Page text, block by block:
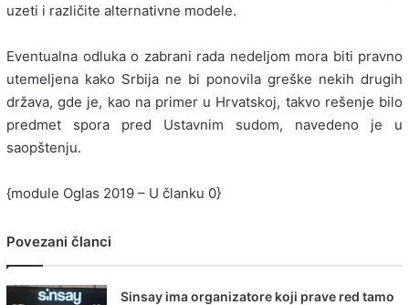
uzeti i različite alternativne modele.
Eventualna odluka o zabrani rada nedeljom mora biti pravno
utemeljena kako Srbija ne bi ponovila greške nekih drugih
država, gde je, kao na primer u Hrvatskoj, takvo rešenje bilo
predmet spora pred Ustavnim sudom, navedeno je u
saopštenju.
{module Oglas 2019 – U članku 0}
Povezani članci
Sinsay ima organizatore koji prave red tamo